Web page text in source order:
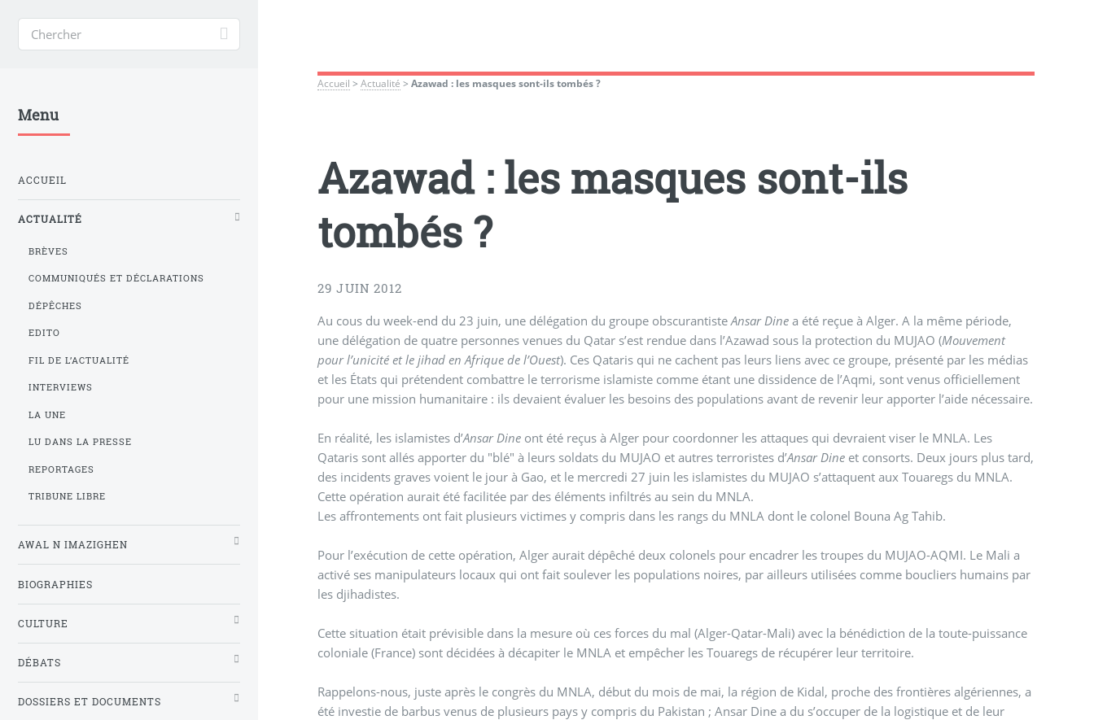
Accueil >Actualité >Azawad : les masques sont-ils tombés ?
Azawad : les masques sont-ils
tombés ?
29 JUIN 2012
Au cous du week-end du 23 juin, une délégation du groupe obscurantisteAnsar Dine a été reçue à Alger. A la même période,
une délégation de quatre personnes venues du Qatar s’est rendue dans l’Azawad sous la protection du MUJAO (Mouvement
pour l’unicité et le jihad en Afrique de l’Ouest). Ces Qataris qui ne cachent pas leurs liens avec ce groupe, présenté par les médias
et les États qui prétendent combattre le terrorisme islamiste comme étant une dissidence de l’Aqmi, sont venus officiellement
pour une mission humanitaire : ils devaient évaluer les besoins des populations avant de revenir leur apporter l’aide nécessaire.
En réalité, les islamistes d’Ansar Dine ont été reçus à Alger pour coordonner les attaques qui devraient viser le MNLA. Les
Qataris sont allés apporter du "blé" à leurs soldats du MUJAO et autres terroristes d’Ansar Dine et consorts. Deux jours plus tard,
des incidents graves voient le jour à Gao, et le mercredi 27 juin les islamistes du MUJAO s’attaquent aux Touaregs du MNLA.
Cette opération aurait été facilitée par des éléments infiltrés au sein du MNLA.
Les affrontements ont fait plusieurs victimes y compris dans les rangs du MNLA dont le colonel Bouna Ag Tahib.
Pour l’exécution de cette opération, Alger aurait dépêché deux colonels pour encadrer les troupes du MUJAO-AQMI. Le Mali a
activé ses manipulateurs locaux qui ont fait soulever les populations noires, par ailleurs utilisées comme boucliers humains par
les djihadistes.
Cette situation était prévisible dans la mesure où ces forces du mal (Alger-Qatar-Mali) avec la bénédiction de la toute-puissance
coloniale (France) sont décidées à décapiter le MNLA et empêcher les Touaregs de récupérer leur territoire.
Rappelons-nous, juste après le congrès du MNLA, début du mois de mai, la région de Kidal, proche des frontières algériennes, a
été investie de barbus venus de plusieurs pays y compris du Pakistan ; Ansar Dine a du s’occuper de la logistique et de leur
Menu
ACCUEIL
ACTUALITÉ
BRÈVES
COMMUNIQUÉS ET DÉCLARATIONS
DÉPÊCHES
EDITO
FIL DE L’ACTUALITÉ
INTERVIEWS
LA UNE
LU DANS LA PRESSE
REPORTAGES
TRIBUNE LIBRE
AWAL N IMAZIGHEN
BIOGRAPHIES
CULTURE
DÉBATS
DOSSIERS ET DOCUMENTS